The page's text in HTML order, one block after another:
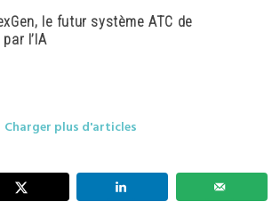
le futur système ATC de
l’IA
Charger plus d'articles